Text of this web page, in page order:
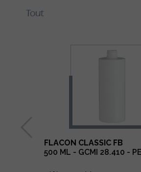
FLACON CLASSIC FB
500 ML - GCMI 28.410 -